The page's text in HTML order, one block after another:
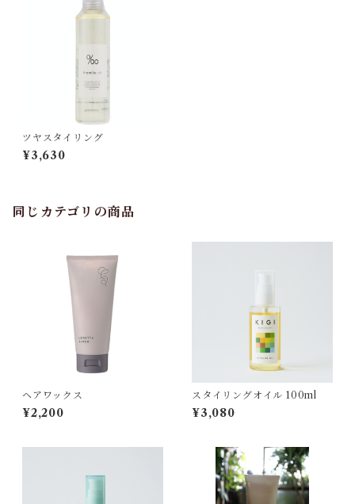
ツヤスタイリング
¥3,630
同じカテゴリの商品
ヘアワックス
¥2,200
スタイリングオイル 100ml
¥3,080